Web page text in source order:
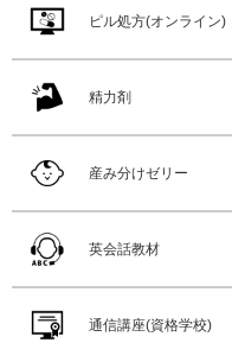
ピル処方(オンライン)
精力剤
産み分けゼリー
英会話教材
通信講座(資格学校)